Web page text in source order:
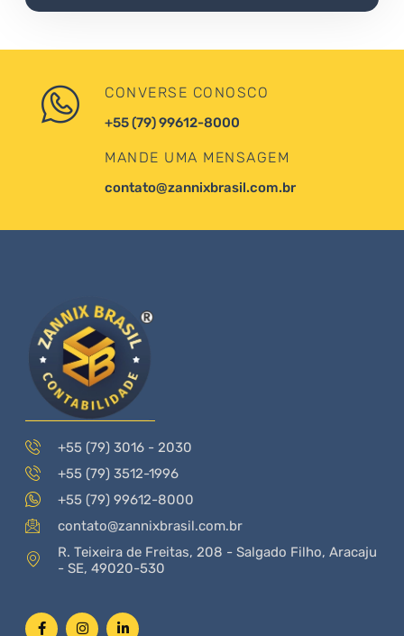
CONVERSE CONOSCO
+55 (79) 99612-8000
MANDE UMA MENSAGEM
contato@zannixbrasil.com.br
+55 (79) 3016 - 2030
+55 (79) 3512-1996
+55 (79) 99612-8000
contato@zannixbrasil.com.br
R. Teixeira de Freitas, 208 - Salgado Filho, Aracaju
- SE, 49020-530